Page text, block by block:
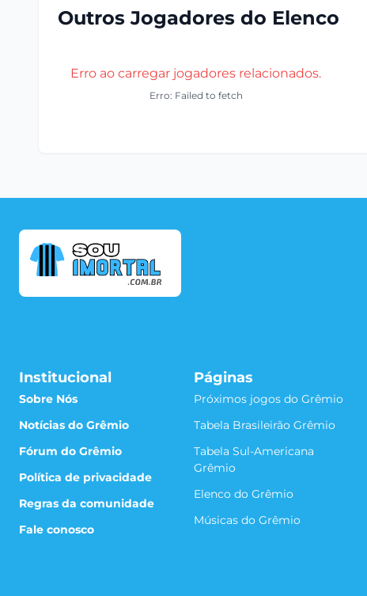
Outros Jogadores do Elenco
Erro ao carregar jogadores relacionados.
Erro: Failed to fetch
Institucional
Sobre Nós
Notícias do Grêmio
Fórum do Grêmio
Política de privacidade
Regras da comunidade
Fale conosco
Páginas
Próximos jogos do Grêmio
Tabela Brasileirão Grêmio
Tabela Sul-Americana
Grêmio
Elenco do Grêmio
Músicas do Grêmio